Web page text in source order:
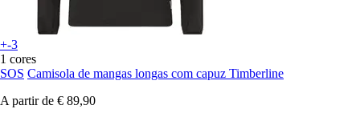
+-3
1 cores
SOS Camisola de mangas longas com capuz Timberline
A partir de € 89,90